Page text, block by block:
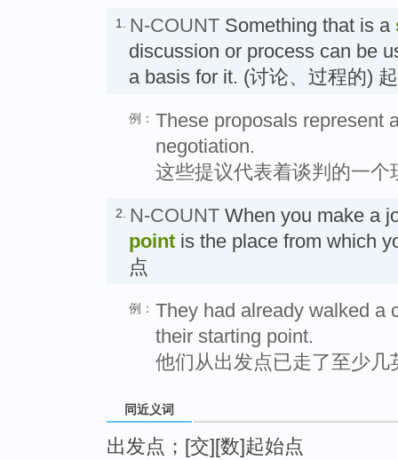
1. N-COUNT Something that is a
discussion or process can be
a basis for it. (讨论、过程的)
例： These proposals represent
negotiation.
这些提议代表着谈判的一个
2. N-COUNT When you make a
point is the place from which
点
例： They had already walked a
their starting point.
他们从出发点已走了至少几
同近义词
出发点；[交][数]起始点